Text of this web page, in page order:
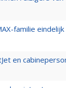
familie
en